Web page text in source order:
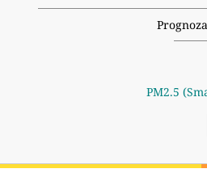
PM2.5